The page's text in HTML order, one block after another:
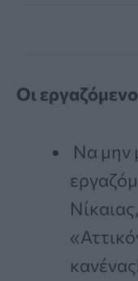
Οι
Να μην